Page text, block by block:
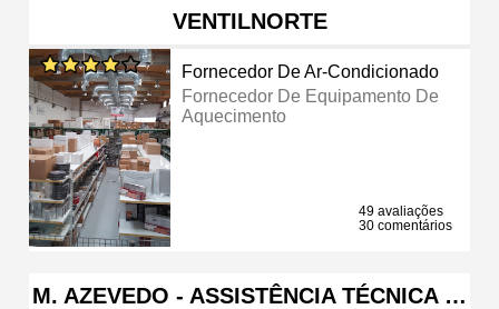
VENTILNORTE
Fornecedor De Ar-Condicionado
Fornecedor De Equipamento De
Aquecimento
49 avaliações
30 comentários
M. AZEVEDO - ASSISTÊNCIA TÉCNICA …